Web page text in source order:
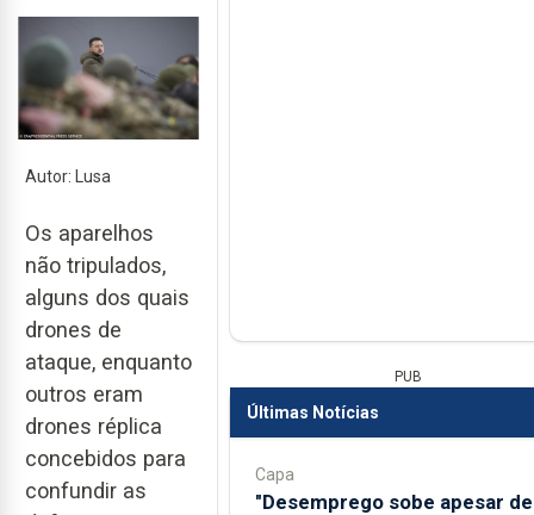
Autor: Lusa
Os aparelhos
não tripulados,
alguns dos quais
drones de
ataque, enquanto
outros eram
drones réplica
concebidos para
confundir as
PUB
Últimas Notícias
Capa
"Desemprego sobe apesar de